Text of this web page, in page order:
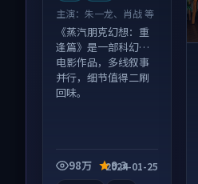
主演： 朱一龙、肖战 等
《蒸汽朋克幻想：重
逢篇》是一部科幻向
电影作品，多线叙事
并行，细节值得二刷
回味。
98万 9.3
2024-01-25